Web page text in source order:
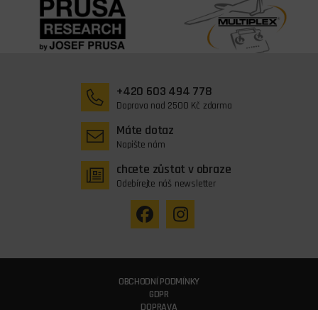
+420 603 494 778
Doprava nad 2500 Kč zdarma
Máte dotaz
Napište nám
chcete zůstat v obraze
Odebírejte náš newsletter
OBCHODNÍ PODMÍNKY
GDPR
DOPRAVA